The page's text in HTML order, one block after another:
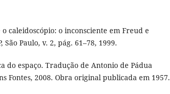
o caleidoscópio: o inconsciente em Freud e
São Paulo, v. 2, pág. 61–78, 1999.
do espaço. Tradução de Antonio de Pádua
Fontes, 2008. Obra original publicada em 1957.